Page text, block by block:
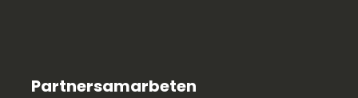
Partnersamarbeten